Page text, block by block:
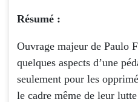
Résumé :
Ouvrage majeur de Paulo
quelques aspects d’une
seulement pour les
le cadre même de leur